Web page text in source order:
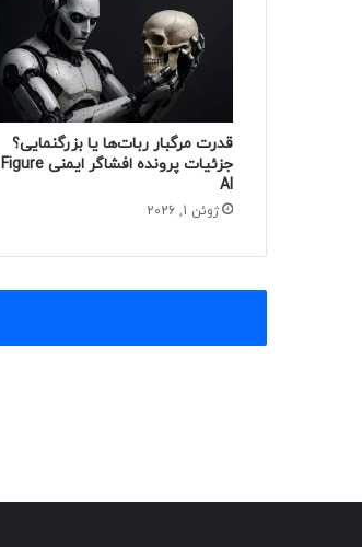
قدرت مرگبار ربات‌ها یا بزرگنمایی؟
جزئیات پرونده افشاگر ایمنی Figure
AI
ژوئن 1, 2026